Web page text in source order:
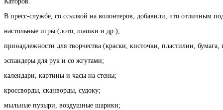
В пресс-службе, со ссылкой на волонтеров, добавили, что отличным
настольные игры (лото, шашки и др.);
принадлежности для творчества (краски, кисточки, пластилин,
эспандеры для рук и со жгутами;
календари, картины и часы на стены;
кроссворды, сканворды, судоку;
мыльные пузыри, воздушные шарики;